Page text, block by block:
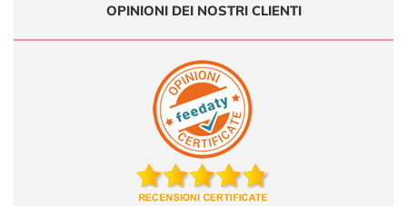
OPINIONI DEI NOSTRI CLIENTI